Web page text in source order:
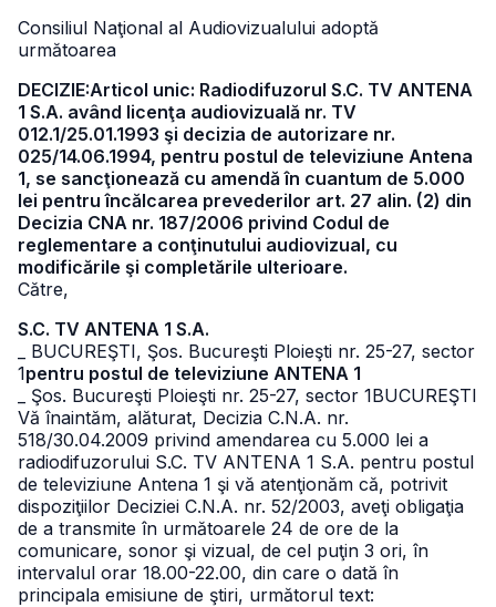
Consiliul Naţional al Audiovizualului adoptă
următoarea
DECIZIE:Articol unic: Radiodifuzorul S.C. TV ANTENA
1 S.A. având licenţa audiovizuală nr. TV
012.1/25.01.1993 şi decizia de autorizare nr.
025/14.06.1994, pentru postul de televiziune Antena
1, se sancţionează cu amendă în cuantum de 5.000
lei pentru încălcarea prevederilor art. 27 alin. (2) din
Decizia CNA nr. 187/2006 privind Codul de
reglementare a conţinutului audiovizual, cu
modificările şi completările ulterioare.
Către,
S.C. TV ANTENA 1 S.A.
_ BUCUREŞTI, Şos. Bucureşti Ploieşti nr. 25-27, sector
1pentru postul de televiziune ANTENA 1
_ Şos. Bucureşti Ploieşti nr. 25-27, sector 1BUCUREŞTI
Vă înaintăm, alăturat, Decizia C.N.A. nr.
518/30.04.2009 privind amendarea cu 5.000 lei a
radiodifuzorului S.C. TV ANTENA 1 S.A. pentru postul
de televiziune Antena 1 şi vă atenţionăm că, potrivit
dispoziţiilor Deciziei C.N.A. nr. 52/2003, aveţi obligaţia
de a transmite în următoarele 24 de ore de la
comunicare, sonor şi vizual, de cel puţin 3 ori, în
intervalul orar 18.00-22.00, din care o dată în
principala emisiune de ştiri, următorul text: